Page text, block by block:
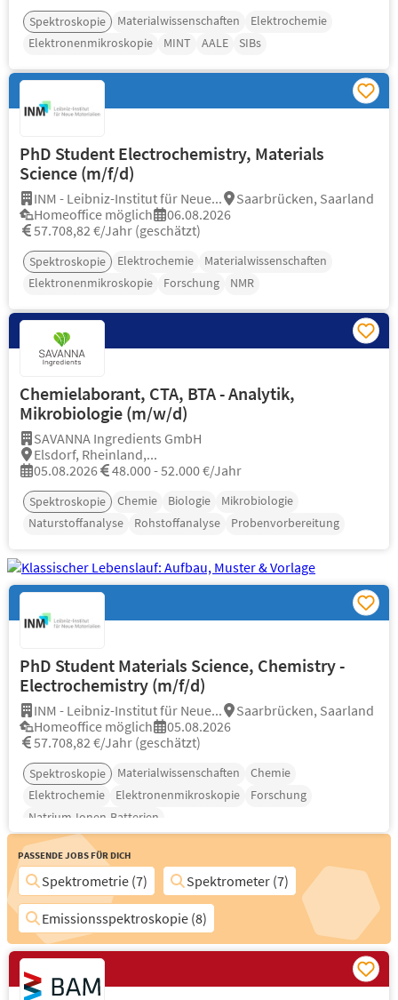
Spektroskopie Materialwissenschaften
Elektrochemie
Elektronenmikroskopie
MINT AALE SIBs
PhD Student Electrochemistry, Materials
Science (m/f/d)
INM - Leibniz-Institut für Neue...
Saarbrücken, Saarland
Homeoffice möglich
06.08.2026
57.708,82 €/Jahr (geschätzt)
Spektroskopie Elektrochemie
Materialwissenschaften
Elektronenmikroskopie
Forschung NMR
Chemielaborant, CTA, BTA - Analytik,
Mikrobiologie (m/w/d)
SAVANNA Ingredients GmbH
Elsdorf, Rheinland,...
05.08.2026
48.000 - 52.000 €/Jahr
Spektroskopie Chemie Biologie
Mikrobiologie
Naturstoffanalyse
Rohstoffanalyse Probenvorbereitung
PhD Student Materials Science, Chemistry -
Electrochemistry (m/f/d)
INM - Leibniz-Institut für Neue...
Saarbrücken, Saarland
Homeoffice möglich
05.08.2026
57.708,82 €/Jahr (geschätzt)
Spektroskopie Materialwissenschaften
Chemie
Elektrochemie
Elektronenmikroskopie
Forschung
Natrium-Ionen-Batterien
Passende Jobs für Dich
Spektrometrie (7)
Spektrometer (7)
Emissionsspektroskopie (8)